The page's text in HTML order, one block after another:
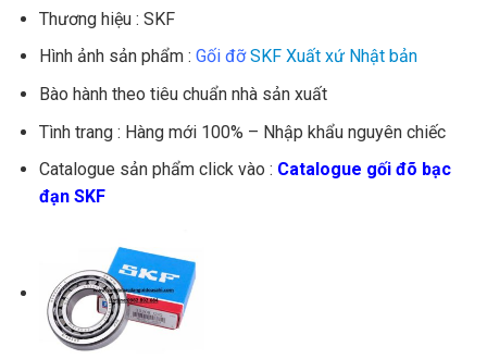
Thương hiệu : SKF
Hình ảnh sản phẩm : Gối đỡSKF Xuất xứ Nhật bản
Bào hành theo tiêu chuẩn nhà sản xuất
Tình trang : Hàng mới 100% – Nhập khẩu nguyên chiếc
Catalogue sản phẩm click vào : Catalogue gối đõ bạc
đạn SKF